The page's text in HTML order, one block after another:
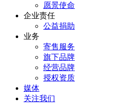
愿景使命
企业责任
公益捐助
业务
寄售服务
旗下品牌
经营品牌
授权资质
媒体
关注我们